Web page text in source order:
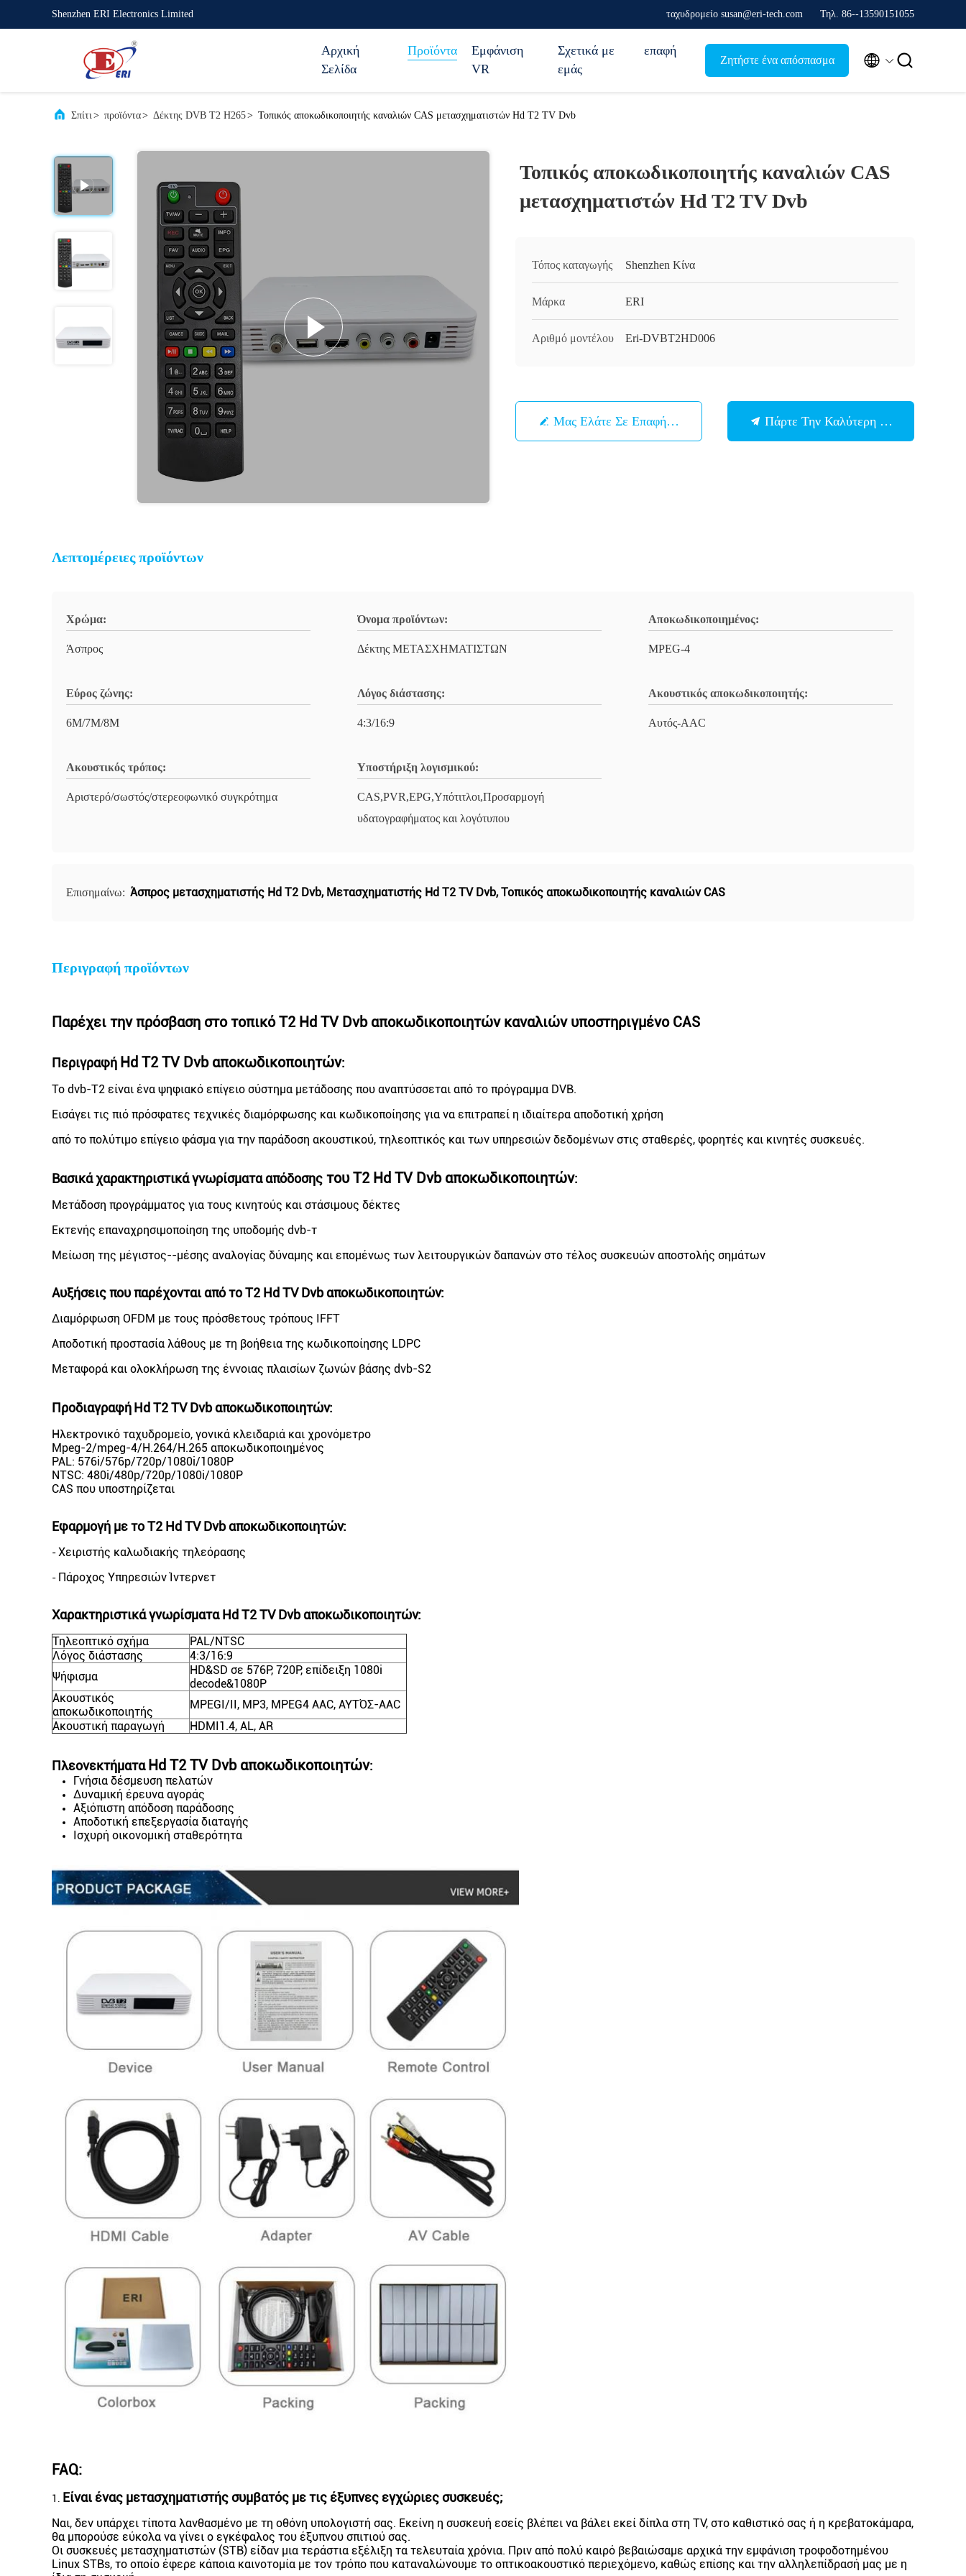
Shenzhen ERI Electronics Limited ταχυδρομείο susan@eri-tech.com Τηλ. 86--13590151055
Αρχική
Σελίδα
Προϊόντα
Εμφάνιση
VR
Σχετικά με
εμάς
επαφή
Ζητήστε ένα απόσπασμα  
Σπίτι> προϊόντα> Δέκτης DVB T2 H265> Τοπικός αποκωδικοποιητής καναλιών CAS μετασχηματιστών Hd T2 TV Dvb
Τοπικός αποκωδικοποιητής καναλιών CAS
μετασχηματιστών Hd T2 TV Dvb
Τόπος καταγωγής Shenzhen Κίνα
Μάρκα ERI
Αριθμό μοντέλου Eri-DVBT2HD006
Μας Ελάτε Σε Επαφή Με Πάρτε Την Καλύτερη Τιμή
Λεπτομέρειες προϊόντων
Χρώμα:
Άσπρος
Όνομα προϊόντων:
Δέκτης ΜΕΤΑΣΧΗΜΑΤΙΣΤΩΝ
Αποκωδικοποιημένος:
MPEG-4
Εύρος ζώνης:
6M/7M/8M
Λόγος διάστασης:
4:3/16:9
Ακουστικός αποκωδικοποιητής:
Αυτός-AAC
Ακουστικός τρόπος:
Αριστερό/σωστός/στερεοφωνικό συγκρότημα
Υποστήριξη λογισμικού:
CAS,PVR,EPG,Υπότιτλοι,Προσαρμογή
υδατογραφήματος και λογότυπου
Επισημαίνω: Άσπρος μετασχηματιστής Hd T2 Dvb, Μετασχηματιστής Hd T2 TV Dvb,Τοπικός αποκωδικοποιητής καναλιών CAS
Περιγραφή προϊόντων
Παρέχει την πρόσβαση στο τοπικό T2 Hd TV Dvb αποκωδικοποιητών καναλιών υποστηριγμένο CAS
Περιγραφή Hd T2 TV Dvb αποκωδικοποιητών:
Το dvb-T2 είναι ένα ψηφιακό επίγειο σύστημα μετάδοσης που αναπτύσσεται από το πρόγραμμα DVB.
Εισάγει τις πιό πρόσφατες τεχνικές διαμόρφωσης και κωδικοποίησης για να επιτραπεί η ιδιαίτερα αποδοτική χρήση
από το πολύτιμο επίγειο φάσμα για την παράδοση ακουστικού, τηλεοπτικός και των υπηρεσιών δεδομένων στις σταθερές, φορητές και κινητές συσκευές.
Βασικά χαρακτηριστικά γνωρίσματα απόδοσης του T2 Hd TV Dvb αποκωδικοποιητών:
Μετάδοση προγράμματος για τους κινητούς και στάσιμους δέκτες
Εκτενής επαναχρησιμοποίηση της υποδομής dvb-τ
Μείωση της μέγιστος--μέσης αναλογίας δύναμης και επομένως των λειτουργικών δαπανών στο τέλος συσκευών αποστολής σημάτων
Αυξήσεις που παρέχονται από το T2 Hd TV Dvb αποκωδικοποιητών:
Διαμόρφωση OFDM με τους πρόσθετους τρόπους IFFT
Αποδοτική προστασία λάθους με τη βοήθεια της κωδικοποίησης LDPC
Μεταφορά και ολοκλήρωση της έννοιας πλαισίων ζωνών βάσης dvb-S2
ΠροδιαγραφήHd T2 TV Dvb αποκωδικοποιητών:
Ηλεκτρονικό ταχυδρομείο, γονικά κλειδαριά και χρονόμετρο
Mpeg-2/mpeg-4/H.264/H.265 αποκωδικοποιημένος
PAL: 576i/576p/720p/1080i/1080P
NTSC: 480i/480p/720p/1080i/1080P
CAS που υποστηρίζεται
Εφαρμογή με το T2 Hd TV Dvb αποκωδικοποιητών:
-Χειριστής καλωδιακής τηλεόρασης
- Πάροχος Υπηρεσιών Ίντερνετ
Χαρακτηριστικά γνωρίσματα Hd T2 TV Dvb αποκωδικοποιητών:
Τηλεοπτικό σχήμα
PAL/NTSC
Λόγος διάστασης
4:3/16:9
Ψήφισμα
HD&SD σε 576P, 720P, επίδειξη 1080i
decode&1080P
Ακουστικός
αποκωδικοποιητής
MPEGI/II, MP3, MPEG4 AAC, ΑΥΤΌΣ-AAC
Ακουστική παραγωγή
HDMI1.4, AL, AR
Πλεονεκτήματα Hd T2 TV Dvb αποκωδικοποιητών:
Γνήσια δέσμευση πελατών
Δυναμική έρευνα αγοράς
Αξιόπιστη απόδοση παράδοσης
Αποδοτική επεξεργασία διαταγής
Ισχυρή οικονομική σταθερότητα
FAQ:
1. Είναι ένας μετασχηματιστής συμβατός με τις έξυπνες εγχώριες συσκευές;
Ναι, δεν υπάρχει τίποτα λανθασμένο με τη οθόνη υπολογιστή σας. Εκείνη η συσκευή εσείς βλέπει να βάλει εκεί δίπλα στη TV, στο καθιστικό σας ή η κρεβατοκάμαρα,
θα μπορούσε εύκολα να γίνει ο εγκέφαλος του έξυπνου σπιτιού σας.
Οι συσκευές μετασχηματιστών (STB) είδαν μια τεράστια εξέλιξη τα τελευταία χρόνια. Πριν από πολύ καιρό βεβαιώσαμε αρχικά την εμφάνιση τροφοδοτημένου
Linux STBs, το οποίο έφερε κάποια καινοτομία με τον τρόπο που καταναλώνουμε το οπτικοακουστικό περιεχόμενο, καθώς επίσης και την αλληλεπίδρασή μας με η